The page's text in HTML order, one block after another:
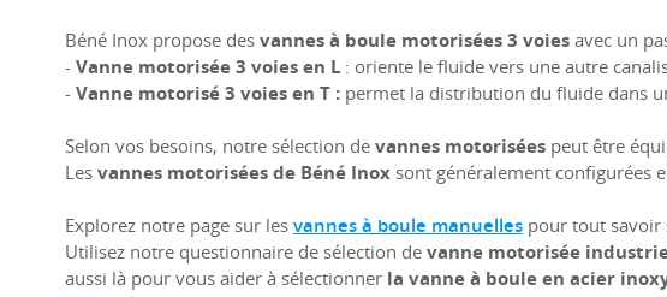
Béné Inox propose des vannes à boule motorisées 3 voiesavec un
- Vanne motorisée 3 voies en L: oriente le fluide vers une autre
- Vanne motorisé 3 voies en T :permet la distribution du fluide dans
Selon vos besoins, notre sélection de vannes motoriséespeut être
Les vannes motorisées de Béné Inoxsont généralement configurées
Explorez notre page sur les vannes à boule manuellespour tout savoir
Utilisez notre questionnaire de sélection de vanne motorisée
aussi là pour vous aider à sélectionnerla vanne à boule en acier